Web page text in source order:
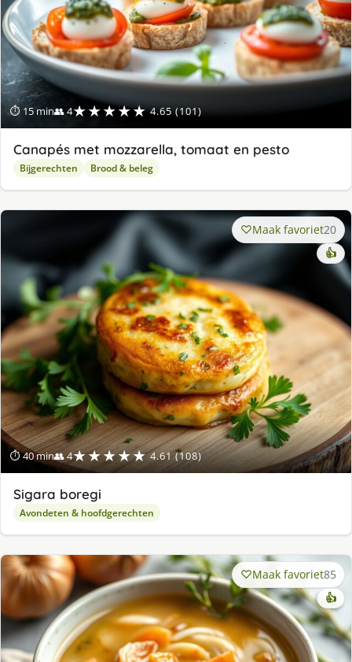
⏱ 15 min👥 4★★★★★ 4.65 (101)
Canapés met mozzarella, tomaat en pesto
Bijgerechten Brood & beleg
⏱ 40 min👥 4★★★★★ 4.61 (108)
Maak favoriet20
👍
Sigara boregi
Avondeten & hoofdgerechten
Maak favoriet85
👍